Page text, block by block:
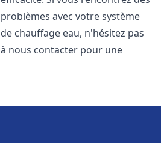
problèmes avec votre système
de chauffage eau, n'hésitez pas
à nous contacter pour une